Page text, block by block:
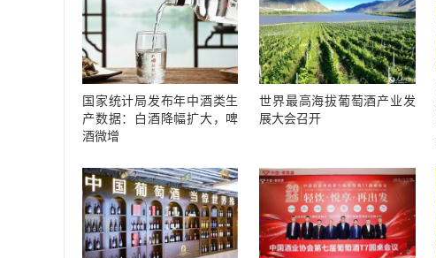
国家统计局发布年中酒类生
产数据：白酒降幅扩大，啤
酒微增
世界最高海拔葡萄酒产业发
展大会召开